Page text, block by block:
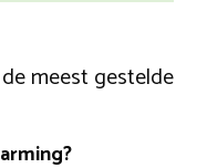
meest gestelde